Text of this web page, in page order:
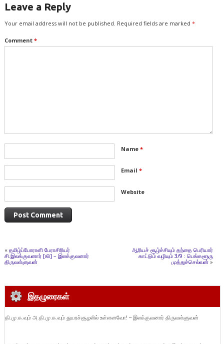
Leave a Reply
Your email address will not be published. Required fields are marked *
Comment *
Name *
Email *
Website
« தமிழ்ப்போராளி பேராசிரியர்
சி.இலக்குவனார் [ஙி] – இலக்குவனார்
திருவள்ளுவன்
ஆரியச் சூழ்ச்சியும் தந்தை பெரியார்
காட்டும் வழியும் 3/9 : பெங்களூரு
முத்துச்செல்வன்»
இதழுரைகள்
தி.மு.க.வும் அ.தி.மு.க.வும் துயரச்சூழலில் உள்ளனவோ! – இலக்குவனார் திருவள்ளுவன்